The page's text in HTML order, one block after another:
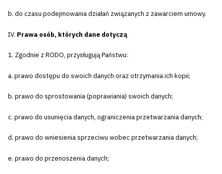
b. do czasu podejmowania działań związanych z zawarciem umowy.
IV. Prawa osób, których dane dotyczą
1. Zgodnie z RODO, przysługują Państwu:
a. prawo dostępu do swoich danych oraz otrzymania ich kopii;
b. prawo do sprostowania (poprawiania) swoich danych;
c. prawo do usunięcia danych, ograniczenia przetwarzania danych;
d. prawo do wniesienia sprzeciwu wobec przetwarzania danych;
e. prawo do przenoszenia danych;